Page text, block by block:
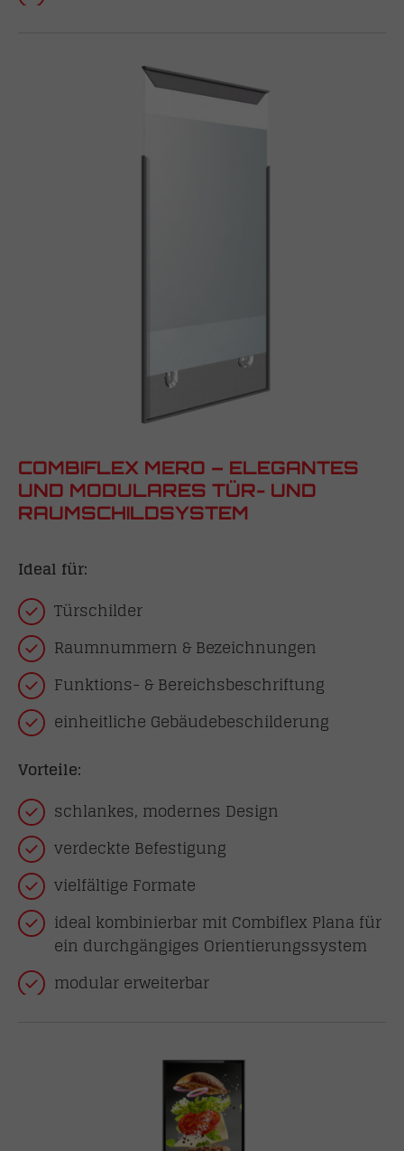
COMBIFLEX MERO – ELEGANTES
UND MODULARES TÜR- UND
RAUMSCHILDSYSTEM
Ideal für:
Türschilder
Raumnummern & Bezeichnungen
Funktions- & Bereichsbeschriftung
einheitliche Gebäudebeschilderung
Vorteile:
schlankes, modernes Design
verdeckte Befestigung
vielfältige Formate
ideal kombinierbar mit Combiflex Plana für
ein durchgängiges Orientierungssystem
modular erweiterbar